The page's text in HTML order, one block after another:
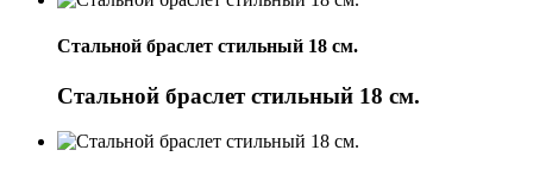
Стальной браслет стильный 18 см.
Стальной браслет стильный 18 см.